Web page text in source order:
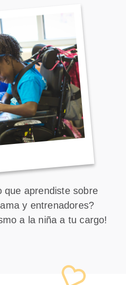
que aprendiste sobre
y entrenadores?
a la niña a tu cargo!